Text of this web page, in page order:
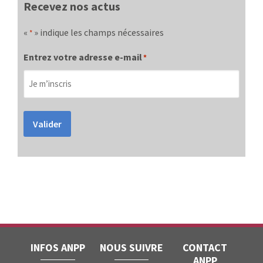
Recevez nos actus
« * » indique les champs nécessaires
Entrez votre adresse e-mail*
Valider
INFOS ANPP NOUS SUIVRE
CONTACT
ANPP